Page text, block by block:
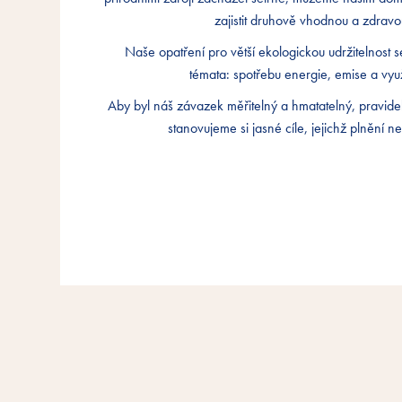
zajistit druhově vhodnou a
Naše opatření pro větší ekologickou udržitelnost
témata: spotřebu energie, emise a
Aby byl náš závazek měřitelný a hmatatelný,
stanovujeme si jasné cíle, jejichž plnění
zajistit druhově vhodnou a
Naše opatření pro větší ekologickou udržitelnost
témata: spotřebu energie, emise a
Aby byl náš závazek měřitelný a hmatatelný,
stanovujeme si jasné cíle, jejichž plnění
zajistit druhově vhodnou a
Naše opatření pro větší ekologickou udržitelnost
témata: spotřebu energie, emise a
Aby byl náš závazek měřitelný a hmatatelný,
stanovujeme si jasné cíle, jejichž plnění